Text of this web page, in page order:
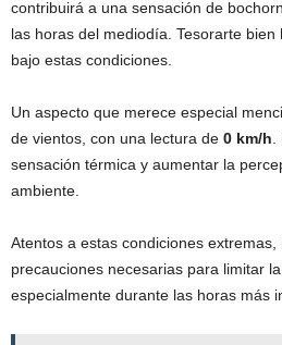
contribuirá a una sensación de
las horas del mediodía. Tesorarte
bajo estas condiciones.
Un aspecto que merece especial
de vientos, con una lectura de 0 km/h.
sensación térmica y aumentar la
ambiente.
Atentos a estas condiciones
precauciones necesarias para limitar
especialmente durante las horas más